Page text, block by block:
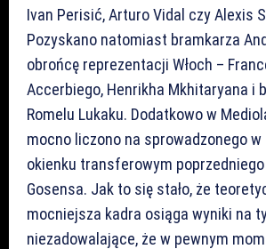
Ivan Perisić, Arturo Vidal czy Alexis
Pozyskano natomiast bramkarza
obrońcę reprezentacji Włoch –
Accerbiego, Henrikha Mkhitaryana i
Romelu Lukaku. Dodatkowo w
mocno liczono na sprowadzonego w
okienku transferowym poprzedniego
Gosensa. Jak to się stało, że
mocniejsza kadra osiąga wyniki na
niezadowalające, że w pewnym